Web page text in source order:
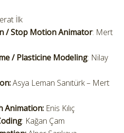
İlk
/ Stop Motion Animator: Mert
/ Plasticine Modeling: Nilay
Asya Leman Sanıtürk – Mert
Animation: Enis Kılıç
: Kağan Çam